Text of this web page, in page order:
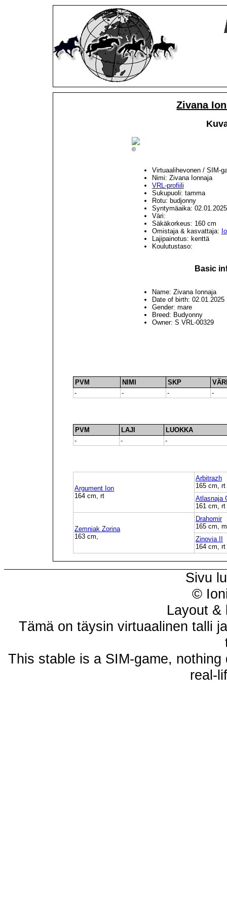
Zivana
©
Virtuaalihevonen / SIM-
Nimi: Zivana Ionnaja
VRL-profiili
Sukupuoli: tamma
Rotu: budjonny
Syntymäaika: 02.01.2025
Väri:
Säkäkorkeus: 160 cm
Omistaja & kasvattaja:
Lajipainotus: kenttä
Koulutustaso:
Basic
Name: Zivana Ionnaja
Date of birth: 02.01.2025
Gender: mare
Breed: Budyonny
Owner: S VRL-00329
PVM NIMI SKP
-
- - -
PVM LAJI
LUOKKA
-
- -
Argument Ion
164 cm, rt
Arbitrazh
165 cm, rt
Atlasnaja
161 cm, rt
Zemniak Zorina
163 cm,
Drahomir
165 cm, m
Zinovia II
164 cm, rt
Sivu
©
Layout &
Tämä on täysin virtuaalinen talli
This stable is a SIM-game,
real-